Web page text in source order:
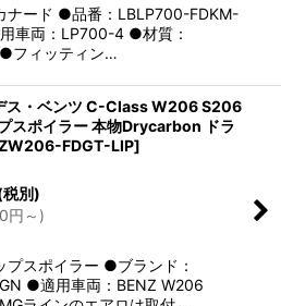
ナード ●品番：LBLP700-FDKM-
車両：LP700-4 ●材質：
フィッティン…
ス・ベンツ C-Class W206 S206
スポイラー 本物Drycarbon ドラ
FDGT-LIP]
税別)
円 ～ )
スポイラー ●ブランド：
●適用車両：BENZ W206